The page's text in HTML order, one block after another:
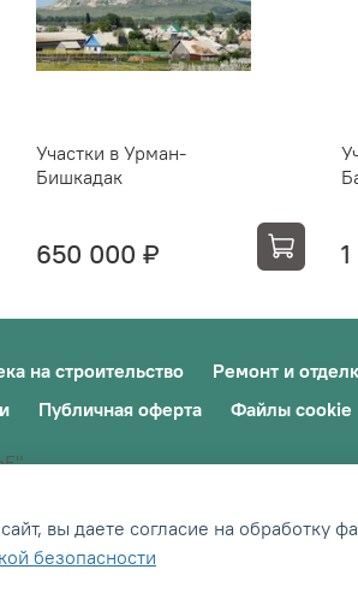
Участки в Урман-
Бишкадак
650 000 ₽
на строительство Ремонт и
Публичная оферта Файлы cookie
вы даете согласие на обработку
безопасности